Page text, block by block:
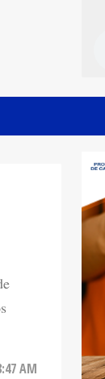
AM